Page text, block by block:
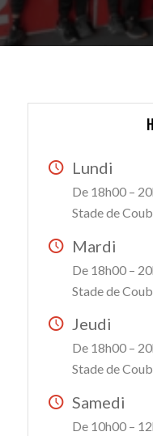
Lundi
De 18h00 –
Stade de
Mardi
De 18h00 –
Stade de
Jeudi
De 18h00 –
Stade de
Samedi
De 10h00 –